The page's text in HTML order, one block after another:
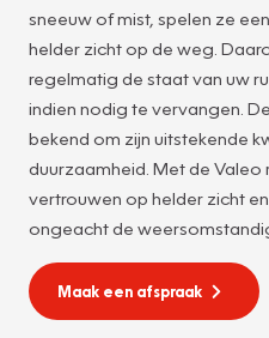
sneeuw of mist, spelen ze
helder zicht op de weg.
regelmatig de staat van uw
indien nodig te vervangen.
bekend om zijn uitstekende
duurzaamheid. Met de Valeo
vertrouwen op helder zicht
ongeacht de
Maak een afspraak